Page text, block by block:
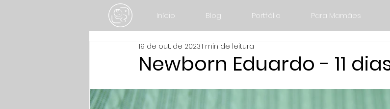
Início Blog Portfólio Para Mamães
Newborn Eduardo - 11
19 de out. de 20231 min de leitura